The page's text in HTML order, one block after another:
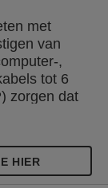
met
van
,
tot 6
zorgen dat
te
HIER